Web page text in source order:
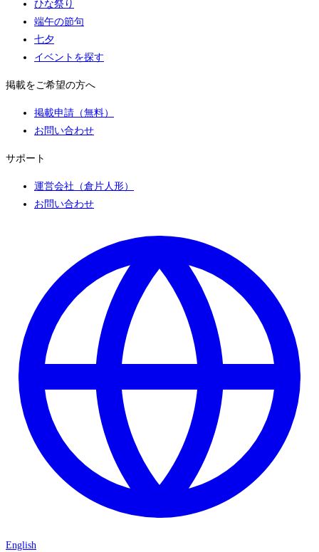
ひな祭り
端午の節句
七夕
イベントを探す
掲載をご希望の方へ
掲載申請（無料）
お問い合わせ
サポート
運営会社（倉片人形）
お問い合わせ
English